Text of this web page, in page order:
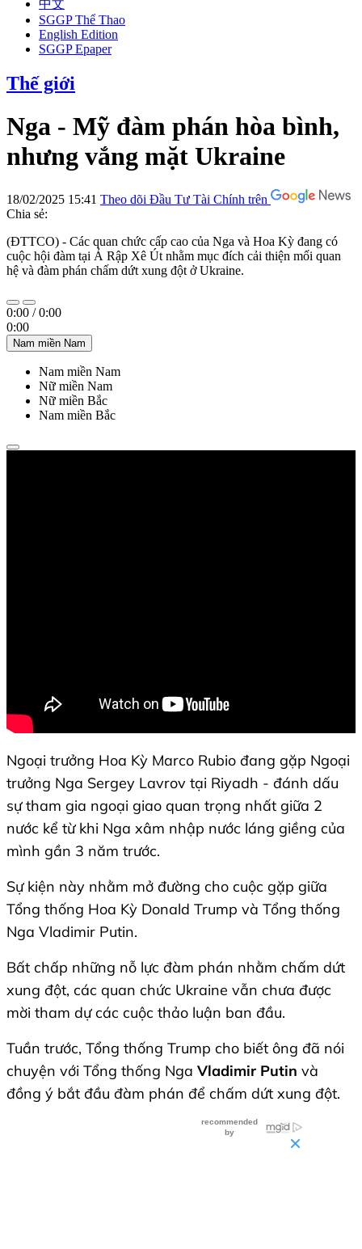
中文
SGGP Thể Thao
English Edition
SGGP Epaper
Thế giới
Nga - Mỹ đàm phán hòa bình,
nhưng vắng mặt Ukraine
18/02/2025 15:41 Theo dõi Đầu Tư Tài Chính trên
Chia sẻ:
(ĐTTCO) - Các quan chức cấp cao của Nga và Hoa Kỳ đang có
cuộc hội đàm tại Ả Rập Xê Út nhằm mục đích cải thiện mối quan
hệ và đàm phán chấm dứt xung đột ở Ukraine.
0:00 /0:00
0:00
Nam miền Nam
Nam miền Nam
Nữ miền Nam
Nữ miền Bắc
Nam miền Bắc
Ngoại trưởng Hoa Kỳ Marco Rubio đang gặp Ngoại
trưởng Nga Sergey Lavrov tại Riyadh - đánh dấu
sự tham gia ngoại giao quan trọng nhất giữa 2
nước kể từ khi Nga xâm nhập nước láng giềng của
mình gần 3 năm trước.
Sự kiện này nhằm mở đường cho cuộc gặp giữa
Tổng thống Hoa Kỳ Donald Trump và Tổng thống
Nga Vladimir Putin.
Bất chấp những nỗ lực đàm phán nhằm chấm dứt
xung đột, các quan chức Ukraine vẫn chưa được
mời tham dự các cuộc thảo luận ban đầu.
Tuần trước, Tổng thống Trump cho biết ông đã nói
chuyện với Tổng thống Nga Vladimir Putin và
đồng ý bắt đầu đàm phán để chấm dứt xung đột.